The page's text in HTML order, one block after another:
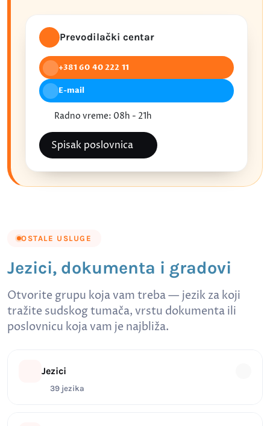
Prevodilački centar
+381 60 40 222 11
E-mail
Radno vreme: 08h - 21h
Spisak poslovnica
OSTALE USLUGE
Jezici, dokumenta i gradovi
Otvorite grupu koja vam treba — jezik za koji
tražite sudskog tumača, vrstu dokumenta ili
poslovnicu koja vam je najbliža.
Jezici
39 jezika